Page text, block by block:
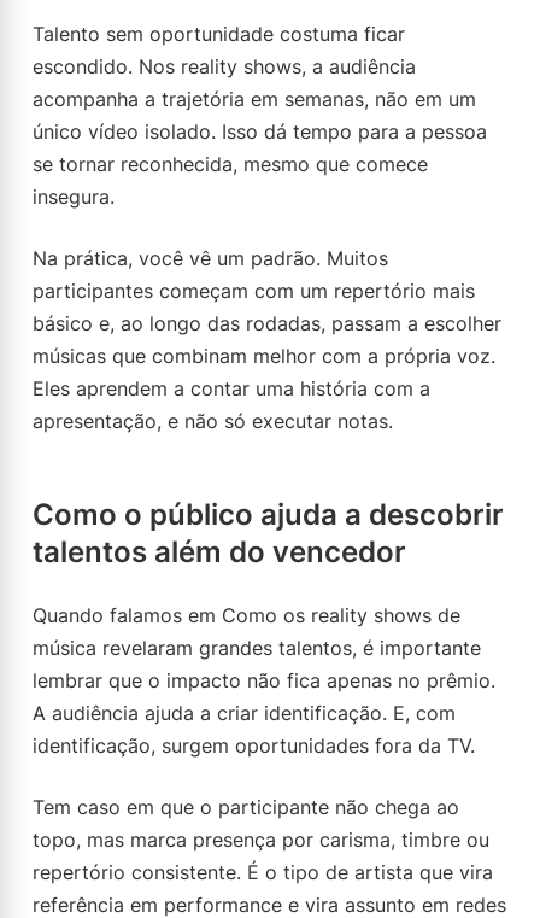
Talento sem oportunidade costuma ficar
escondido. Nos reality shows, a audiência
acompanha a trajetória em semanas, não em um
único vídeo isolado. Isso dá tempo para a pessoa
se tornar reconhecida, mesmo que comece
insegura.
Na prática, você vê um padrão. Muitos
participantes começam com um repertório mais
básico e, ao longo das rodadas, passam a escolher
músicas que combinam melhor com a própria voz.
Eles aprendem a contar uma história com a
apresentação, e não só executar notas.
Como o público ajuda a descobrir
talentos além do vencedor
Quando falamos em Como os reality shows de
música revelaram grandes talentos, é importante
lembrar que o impacto não fica apenas no prêmio.
A audiência ajuda a criar identificação. E, com
identificação, surgem oportunidades fora da TV.
Tem caso em que o participante não chega ao
topo, mas marca presença por carisma, timbre ou
repertório consistente. É o tipo de artista que vira
referência em performance e vira assunto em redes